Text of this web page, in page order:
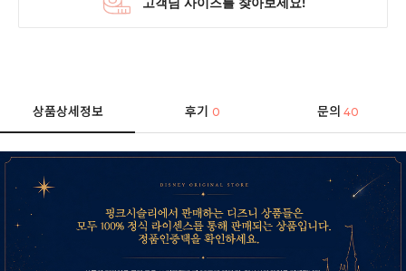
상품상세정보 후기0 문의 40